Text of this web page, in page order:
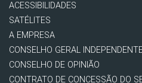
ACESSIBILIDADES
SATÉLITES
A EMPRESA
CONSELHO GERAL
CONSELHO DE OPINIÃO
CONTRATO DE CONCESSÃO DO